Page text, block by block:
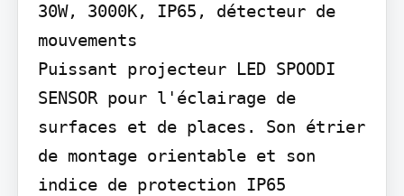
30W, 3000K, IP65, détecteur de
mouvements
Puissant projecteur LED SPOODI
SENSOR pour l'éclairage de
surfaces et de places. Son étrier
de montage orientable et son
indice de protection IP65